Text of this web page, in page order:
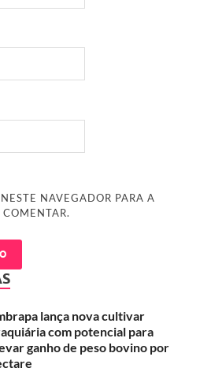
NAVEGADOR PARA A
lança nova cultivar
com potencial para
ganho de peso bovino por